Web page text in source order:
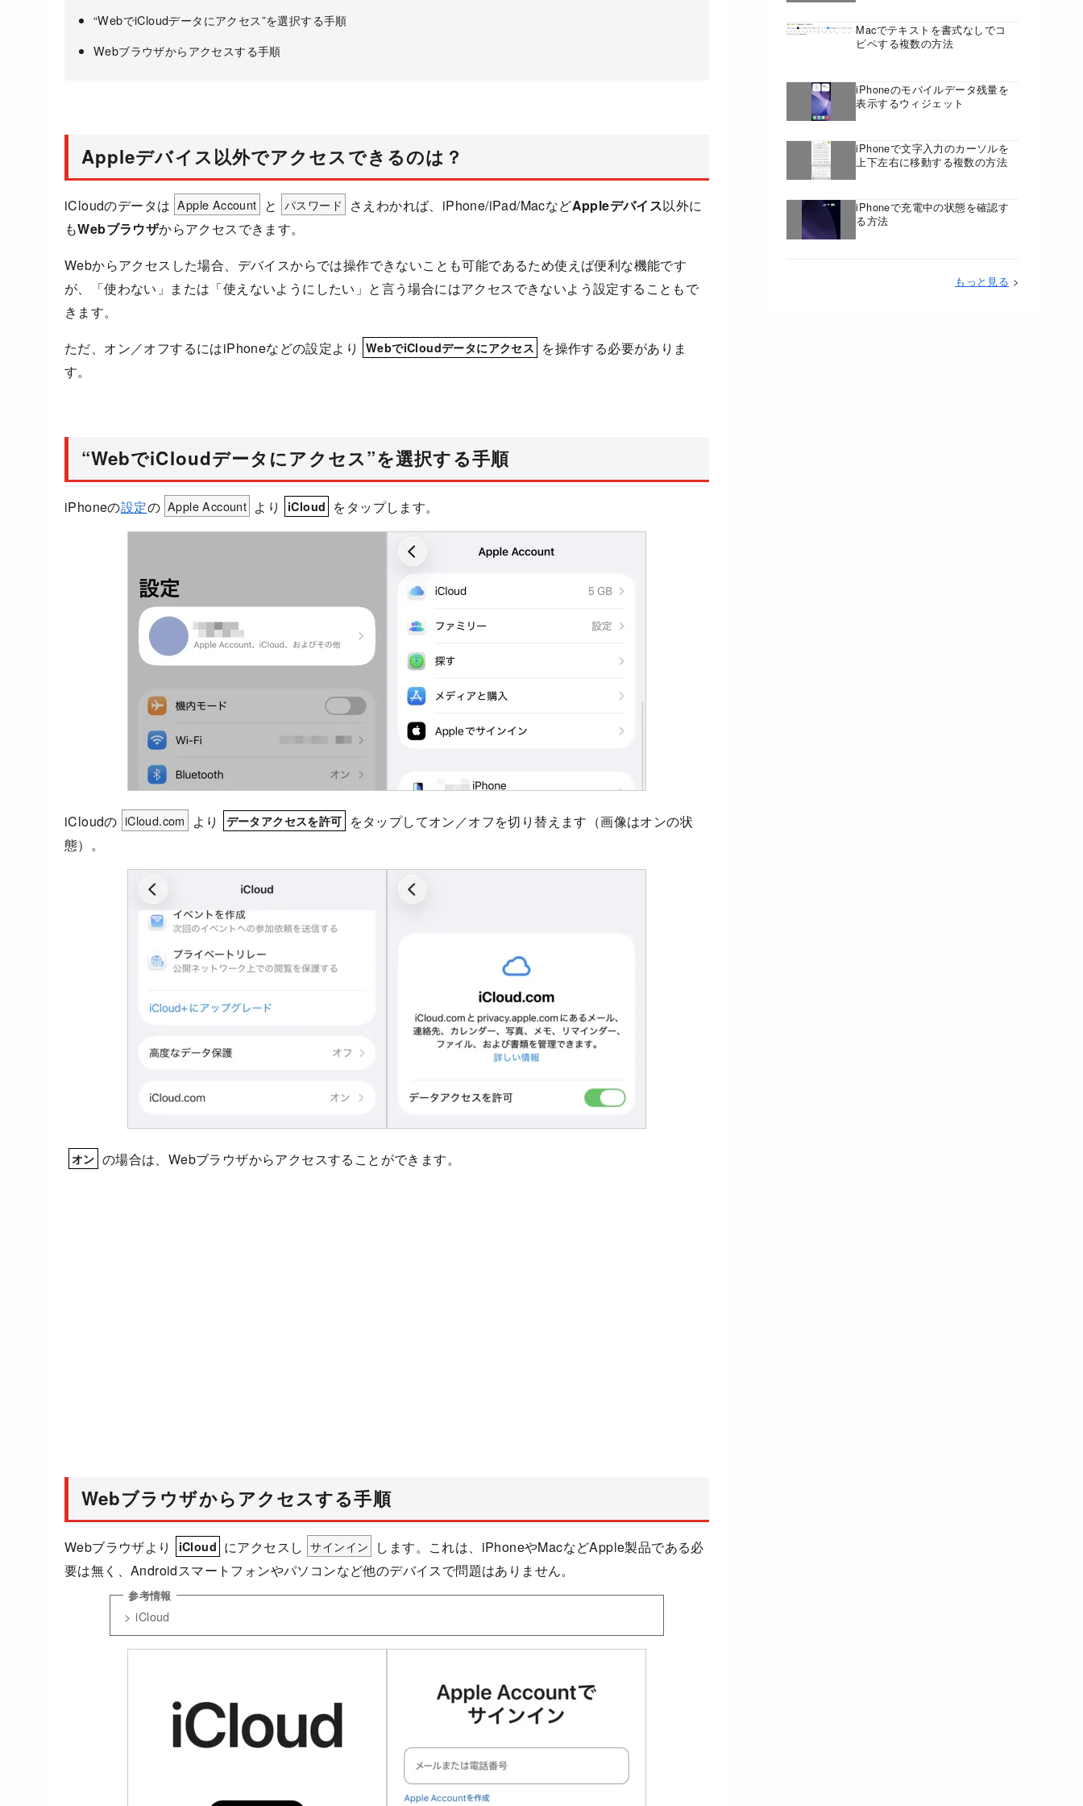
“WebでiCloudデータにアクセス”を選択する手順
Webブラウザからアクセスする手順
Appleデバイス以外でアクセスできるのは？
iCloudのデータは Apple Account と パスワード さえわかれば、iPhone/iPad/MacなどAppleデバイス以外に
もWebブラウザからアクセスできます。
Webからアクセスした場合、デバイスからでは操作できないことも可能であるため使えば便利な機能です
が、「使わない」または「使えないようにしたい」と言う場合にはアクセスできないよう設定することもで
きます。
ただ、オン／オフするにはiPhoneなどの設定より
WebでiCloudデータにアクセス を操作する必要がありま
す。
“WebでiCloudデータにアクセス”を選択する手順
iPhoneの設定の Apple Account より iCloud をタップします。
iCloudの iCloud.com より データアクセスを許可 をタップしてオン／オフを切り替えます（画像はオンの状
態）。
オン の場合は、Webブラウザからアクセスすることができます。
Webブラウザからアクセスする手順
Webブラウザより iCloud にアクセスし サインイン
します。これは、iPhoneやMacなどApple製品である必
要は無く、Androidスマートフォンやパソコンなど他のデバイスで問題はありません。
iCloud
Macでテキストを書式なしでコ
ピペする複数の方法
iPhoneのモバイルデータ残量を
表示するウィジェット
iPhoneで文字入力のカーソルを
上下左右に移動する複数の方法
iPhoneで充電中の状態を確認す
る方法
もっと見る >